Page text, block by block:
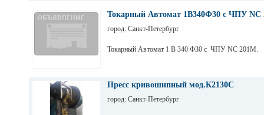
Токарный Автомат 1В340Ф30 с ЧПУ NC
город: Санкт-Петербург
Токарный Автомат 1 В 340 Ф30 с ЧПУ NC 201M.
Пресс кривошипный мод.К2130С
город: Санкт-Петербург